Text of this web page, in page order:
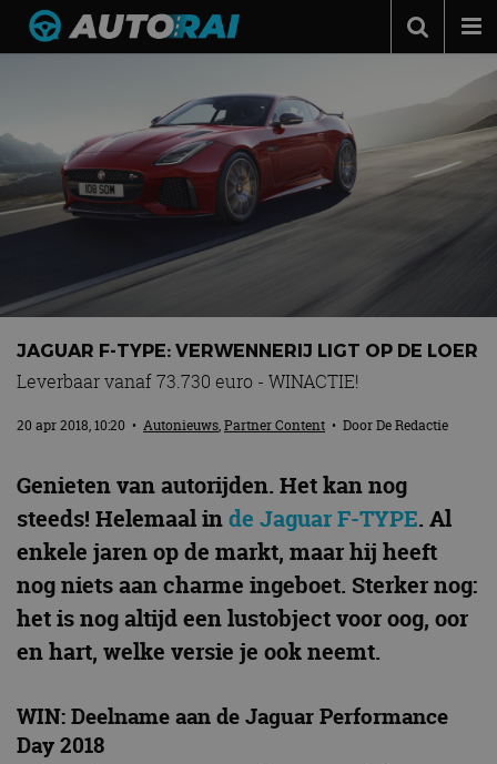
Autotests
Automerken
Contact
JAGUAR F-TYPE: VERWENNERIJ LIGT OP DE LOER
Leverbaar vanaf 73.730 euro - WINACTIE!
20 apr 2018, 10:20 • Autonieuws,Partner Content • DoorDe Redactie
Genieten van autorijden. Het kan nog
steeds! Helemaal inde Jaguar F-TYPE. Al
enkele jaren op de markt, maar hij heeft
nog niets aan charme ingeboet. Sterker nog:
het is nog altijd een lustobject voor oog, oor
en hart, welke versie je ook neemt.
WIN: Deelname aan de Jaguar Performance
Day 2018